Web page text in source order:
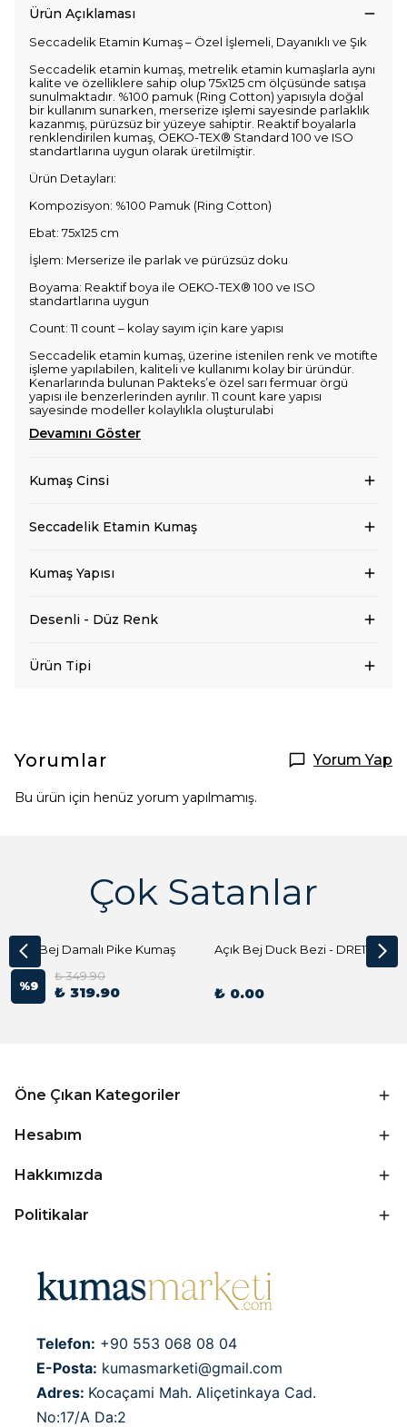
Ürün Açıklaması
Seccadelik Etamin Kumaş – Özel İşlemeli, Dayanıklı ve Şık
Seccadelik etamin kumaş, metrelik etamin kumaşlarla aynı
kalite ve özelliklere sahip olup 75x125 cm ölçüsünde satışa
sunulmaktadır. %100 pamuk (Ring Cotton) yapısıyla doğal
bir kullanım sunarken, merserize işlemi sayesinde parlaklık
kazanmış, pürüzsüz bir yüzeye sahiptir. Reaktif boyalarla
renklendirilen kumaş, OEKO-TEX® Standard 100 ve ISO
standartlarına uygun olarak üretilmiştir.
Ürün Detayları:
Kompozisyon: %100 Pamuk (Ring Cotton)
Ebat: 75x125 cm
İşlem: Merserize ile parlak ve pürüzsüz doku
Boyama: Reaktif boya ile OEKO-TEX® 100 ve ISO
standartlarına uygun
Count: 11 count – kolay sayım için kare yapısı
Seccadelik etamin kumaş, üzerine istenilen renk ve motifte
işleme yapılabilen, kaliteli ve kullanımı kolay bir üründür.
Kenarlarında bulunan Pakteks’e özel sarı fermuar örgü
yapısı ile benzerlerinden ayrılır. 11 count kare yapısı
sayesinde modeller kolaylıkla oluşturulabi
Devamını Göster
Kumaş Cinsi
Seccadelik Etamin Kumaş
Kumaş Yapısı
Desenli - Düz Renk
Ürün Tipi
Yorumlar Yorum Yap
Bu ürün için henüz yorum yapılmamış.
Çok Satanlar
Açık Bej Damalı Pike Kumaş
%9
₺ 349.90
₺ 319.90
Açık Bej Duck Bezi - DRE1144 Kumaş Peçete
₺ 0.00
Öne Çıkan Kategoriler
Hesabım
Hakkımızda
Politikalar
Telefon: +90 553 068 08 04
E-Posta: kumasmarketi@gmail.com
Adres: Kocaçami Mah. Aliçetinkaya Cad.
No:17/A Da:2